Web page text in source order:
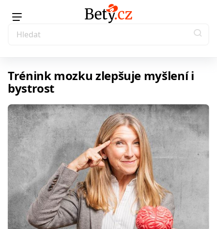
Trénink mozku zlepšuje myšlení i
bystrost